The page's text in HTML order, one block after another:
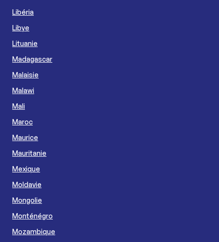
Libéria
Libye
Lituanie
Madagascar
Malaisie
Malawi
Mali
Maroc
Maurice
Mauritanie
Mexique
Moldavie
Mongolie
Monténégro
Mozambique